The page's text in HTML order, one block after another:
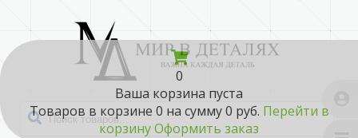
0
Ваша корзина пуста
Товаров в корзине 0 на сумму0 руб. Перейти в
корзинуОформить заказ